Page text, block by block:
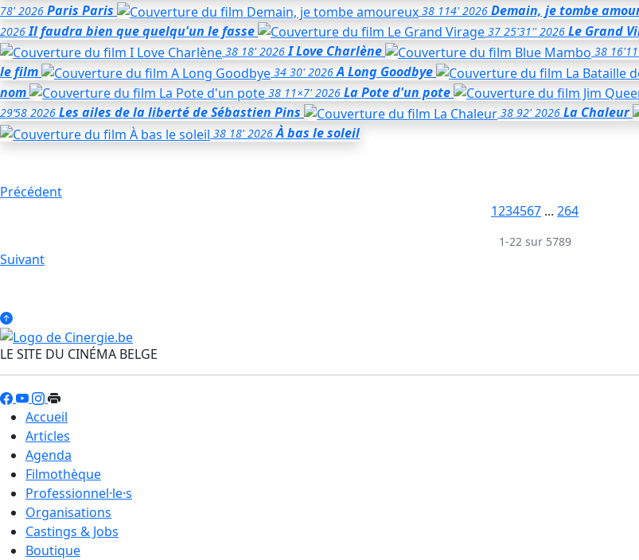
78' 2026 Paris Paris 38 114' 2026 Demain, je tombe
2026 Il faudra bien que quelqu'un le fasse 37 25'31'' 2026 Le Grand
38 18' 2026 I Love Charlène 38
le film
34 30' 2026 A Long Goodbye
nom
38 11×7' 2026 La Pote d'un pote
29’58 2026 Les ailes de la libertéde Sébastien Pins 38 92' 2026 La Chaleur
38 18' 2026 À bas le soleil
Précédent
1234567 ... 264
1-22 sur 5789
Suivant
LE SITE DU CINÉMA BELGE
Accueil
Articles
Agenda
Filmothèque
Professionnel·le·s
Organisations
Castings & Jobs
Boutique